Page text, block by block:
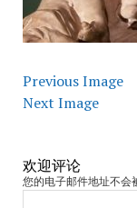
Previous Image
Next Image
欢迎评论
您的电子邮件地址不会